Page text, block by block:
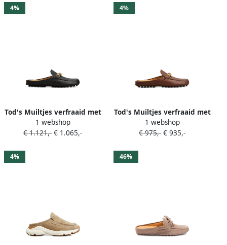
4%
Tod's Muiltjes verfraaid met
ketting Zwart
1 webshop
€ 1.121,- € 1.065,-
4%
Tod's Muiltjes verfraaid met
ketting Bruin
1 webshop
€ 975,- € 935,-
4% 46%